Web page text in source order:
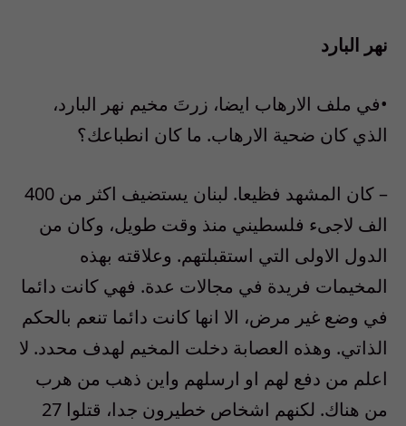
نهر البارد
•في ملف الارهاب ايضا، زرتَ مخيم نهر البارد،
الذي كان ضحية الارهاب. ما كان انطباعك؟
– كان المشهد فظيعا. لبنان يستضيف اكثر من 400
الف لاجىء فلسطيني منذ وقت طويل، وكان من
الدول الاولى التي استقبلتهم. وعلاقته بهذه
المخيمات فريدة في مجالات عدة. فهي كانت دائما
في وضع غير مرض، الا انها كانت دائما تنعم بالحكم
الذاتي. وهذه العصابة دخلت المخيم لهدف محدد. لا
اعلم من دفع لهم او ارسلهم واين ذهب من هرب
من هناك. لكنهم اشخاص خطيرون جدا، قتلوا 27